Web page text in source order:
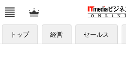
トップ 経営 セールス